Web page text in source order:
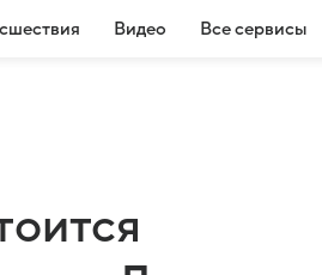
Видео Все сервисы